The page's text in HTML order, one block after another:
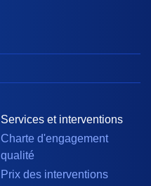
Services et interventions
Charte d'engagement
qualité
Prix des interventions